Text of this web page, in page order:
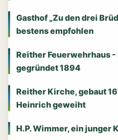
Gasthof „Zu den drei
bestens empfohlen
Reither Feuerwehrhaus
gegründet 1894
Reither Kirche, gebaut
Heinrich geweiht
H.P. Wimmer, ein junger